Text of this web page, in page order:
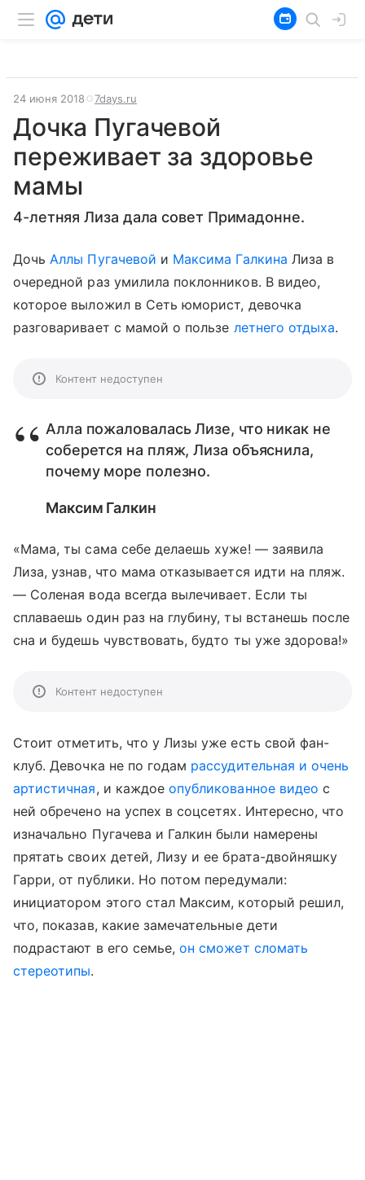
24 июня 2018 7days.ru
Дочка Пугачевой
переживает за здоровье
мамы
4-летняя Лиза дала совет Примадонне.
ДочьАллы Пугачевой и Максима Галкина Лиза в
очередной раз умилила поклонников. В видео,
которое выложил в Сеть юморист, девочка
разговаривает с мамой о пользе летнего отдыха.
Контент недоступен
Алла пожаловалась Лизе, что никак не
соберется на пляж, Лиза объяснила,
почему море полезно.
Максим Галкин
«Мама, ты сама себе делаешь хуже! — заявила
Лиза, узнав, что мама отказывается идти на пляж.
— Соленая вода всегда вылечивает. Если ты
сплаваешь один раз на глубину, ты встанешь после
сна и будешь чувствовать, будто ты уже здорова!»
Контент недоступен
Стоит отметить, что у Лизы уже есть свой фан-
клуб. Девочка не по годам рассудительная и очень
артистичная, и каждоеопубликованное видео с
ней обречено на успех в соцсетях. Интересно, что
изначально Пугачева и Галкин были намерены
прятать своих детей, Лизу и ее брата-двойняшку
Гарри, от публики. Но потом передумали:
инициатором этого стал Максим, который решил,
что, показав, какие замечательные дети
подрастают в его семье,он сможет сломать
стереотипы.